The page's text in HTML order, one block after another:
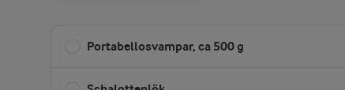
Portabellosvampar, ca 500 g